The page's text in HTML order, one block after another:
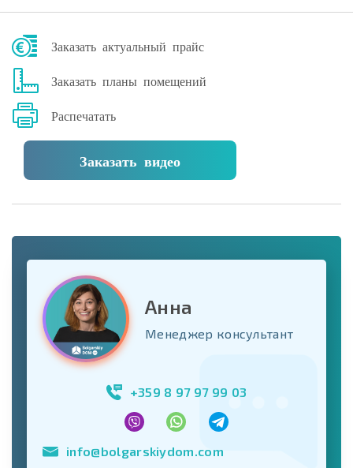
Заказать актуальный прайс
Заказать планы помещений
Распечатать
Заказать видео
Анна
Менеджер консультант
+359 8 97 97 99 03
info@bolgarskiydom.com